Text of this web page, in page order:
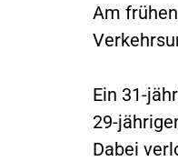
Am
Ein 31-
29-
Dabei